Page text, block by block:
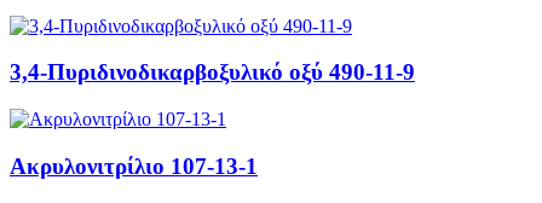
3,4-Πυριδινοδικαρβοξυλικό οξύ 490-11-9
Ακρυλονιτρίλιο 107-13-1